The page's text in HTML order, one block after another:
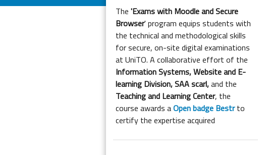
The'Exams with Moodle and Secure
Browser' program equips students with
the technical and methodological skills
for secure, on-site digital examinations
at UniTO. A collaborative effort of the
Information Systems, Website and E-
learning Division,SAA scarl,and the
Teaching and Learning Center, the
course awards aOpen badge Bestrto
certify the expertise acquired